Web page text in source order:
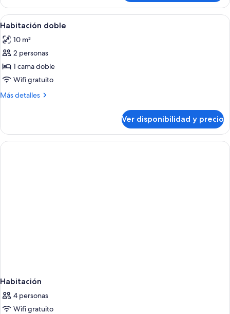
individual
estándar
Ver
todas
las
fotos
de
Habitación
doble
Escritorio, cortinas blackout, wifi
2
Habitación doble
10 m²
2 personas
1 cama doble
Wifi gratuito
Más detalles
Más
doble
Ver disponibilidad y precio
Habitación
4 personas
Wifi gratuito